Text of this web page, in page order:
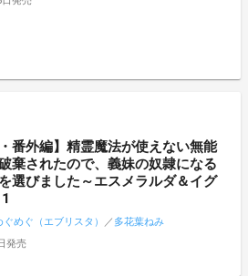
・番外編】精霊魔法が使えない無能
棄されたので、義妹の奴隷になる
選びました～エスメラルダ＆イグ
ぐめぐ（エブリスタ） ／ 多花葉ねみ
発売